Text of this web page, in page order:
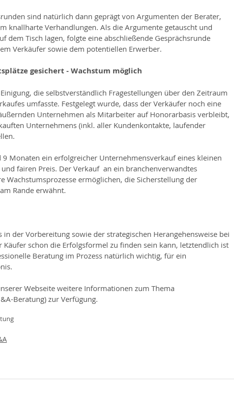
sind natürlich dann geprägt von Argumenten der Berater,
knallharte Verhandlungen. Als die Argumente getauscht und
dem Tisch lagen, folgte eine abschließende Gesprächsrunde
Verkäufer sowie dem potentiellen Erwerber.
gesichert - Wachstum möglich
die selbstverständlich Fragestellungen über den Zeitraum
umfasste. Festgelegt wurde, dass der Verkäufer noch eine
Unternehmen als Mitarbeiter auf Honorarbasis verbleibt,
Unternehmens (inkl. aller Kundenkontakte, laufender
9 Monaten ein erfolgreicher Unternehmensverkauf eines kleinen
fairen Preis. Der Verkauf  an ein branchenverwandtes
Wachstumsprozesse ermöglichen, die Sicherstellung der
Rande erwähnt.
in der Vorbereitung sowie der strategischen Herangehensweise bei
Käufer schon die Erfolgsformel zu finden sein kann, letztendlich ist
Beratung im Prozess natürlich wichtig, für ein
Webseite weitere Informationen zum Thema
Beratung) zur Verfügung.